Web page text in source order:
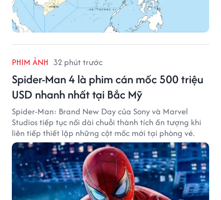
PHIM ẢNH 32 phút trước
Spider-Man 4 là phim cán mốc 500 triệu
USD nhanh nhất tại Bắc Mỹ
Spider-Man: Brand New Day của Sony và Marvel
Studios tiếp tục nối dài chuỗi thành tích ấn tượng khi
liên tiếp thiết lập những cột mốc mới tại phòng vé.